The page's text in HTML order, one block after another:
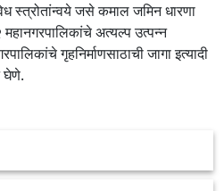
स्त्रोतांन्वये जसे कमाल जमिन धारणा
अत्यल्प उत्पन्न
गृहनिर्माणसाठाची जागा इत्यादी
घेणे.